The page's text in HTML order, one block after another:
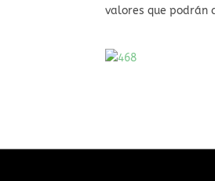
valores que podrán